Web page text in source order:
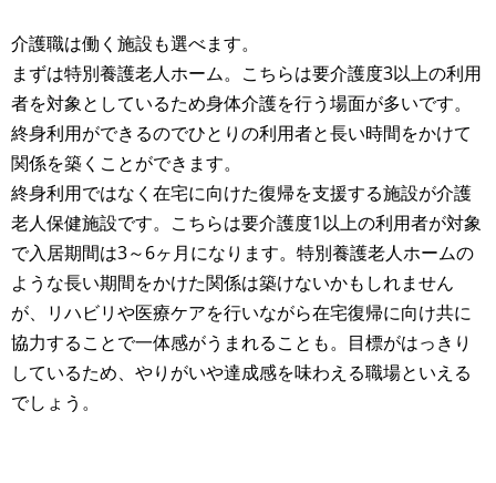
介護職は働く施設も選べます。
まずは特別養護老人ホーム。こちらは要介護度3以上の利用
者を対象としているため身体介護を行う場面が多いです。
終身利用ができるのでひとりの利用者と長い時間をかけて
関係を築くことができます。
終身利用ではなく在宅に向けた復帰を支援する施設が介護
老人保健施設です。こちらは要介護度1以上の利用者が対象
で入居期間は3～6ヶ月になります。特別養護老人ホームの
ような長い期間をかけた関係は築けないかもしれません
が、リハビリや医療ケアを行いながら在宅復帰に向け共に
協力することで一体感がうまれることも。目標がはっきり
しているため、やりがいや達成感を味わえる職場といえる
でしょう。